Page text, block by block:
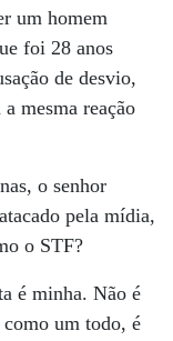
um homem
foi 28 anos
de desvio,
mesma reação
o senhor
pela mídia,
o STF?
é minha. Não é
como um todo, é